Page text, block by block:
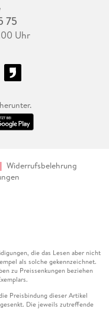
75
Uhr
Widerrufsbelehrung
die das Lesen aber nicht
als solche gekennzeichnet.
zu Preissenkungen beziehen
Preisbindung dieser Artikel
Die jeweils zutreffende